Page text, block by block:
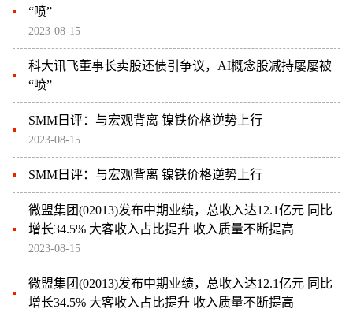
“喷”
2023-08-15
科大讯飞董事长卖股还债引争议，AI概念股减持屡屡被
“喷”
SMM日评：与宏观背离 镍铁价格逆势上行
2023-08-15
SMM日评：与宏观背离 镍铁价格逆势上行
微盟集团(02013)发布中期业绩，总收入达12.1亿元 同比
增长34.5% 大客收入占比提升 收入质量不断提高
2023-08-15
微盟集团(02013)发布中期业绩，总收入达12.1亿元 同比
增长34.5% 大客收入占比提升 收入质量不断提高